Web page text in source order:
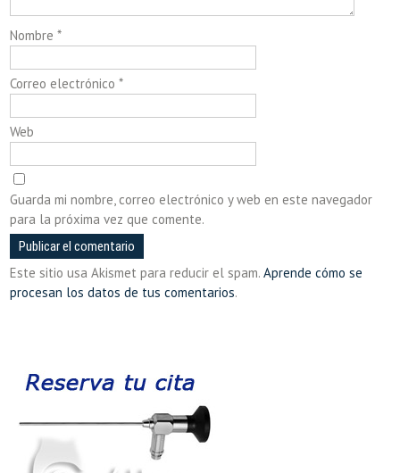
Nombre*
Correo electrónico*
Web
Guarda mi nombre, correo electrónico y web en este navegador
para la próxima vez que comente.
Este sitio usa Akismet para reducir el spam.Aprende cómo se
procesan los datos de tus comentarios.